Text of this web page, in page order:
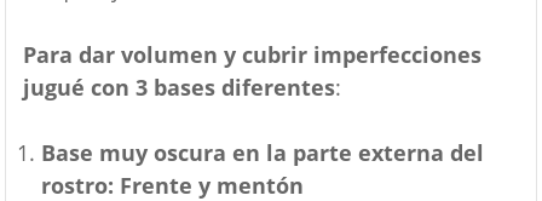
Para dar volumen y cubrir imperfecciones
jugué con 3 bases diferentes:
Base muy oscura en la parte externa del
rostro: Frente y mentón